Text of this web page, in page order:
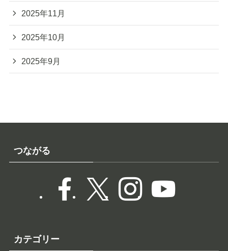
2025年11月
2025年10月
2025年9月
つながる
カテゴリー